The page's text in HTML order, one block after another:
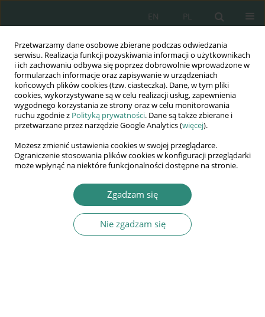
Przetwarzamy dane osobowe zbierane podczas odwiedzania
serwisu. Realizacja funkcji pozyskiwania informacji o użytkownikach
i ich zachowaniu odbywa się poprzez dobrowolnie wprowadzone w
formularzach informacje oraz zapisywanie w urządzeniach
końcowych plików cookies (tzw. ciasteczka). Dane, w tym pliki
cookies, wykorzystywane są w celu realizacji usług, zapewnienia
wygodnego korzystania ze strony oraz w celu monitorowania
ruchu zgodnie z Polityką prywatności. Dane są także zbierane i
przetwarzane przez narzędzie Google Analytics (więcej).
Możesz zmienić ustawienia cookies w swojej przeglądarce.
Ograniczenie stosowania plików cookies w konfiguracji przeglądarki
może wpłynąć na niektóre funkcjonalności dostępne na stronie.
Zgadzam się
Nie zgadzam się
PL
EN
Wydawnictwo
AWSGE
Akademia Nauk Stosowanych
WSGE
im. Alcide De Gasperi
Mirosław Tokarski
Istota źródeł prawa w aspekcie bezpieczeństwa